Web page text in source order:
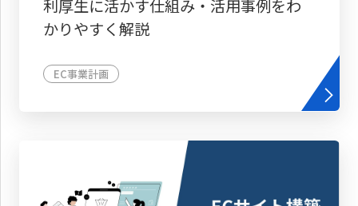
利厚生に活かす仕組み・活用事例をわ
かりやすく解説
EC事業計画